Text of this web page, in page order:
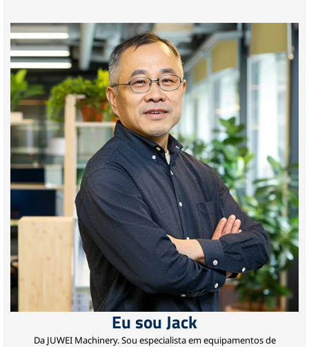
Eu sou Jack
Da JUWEI Machinery.Sou especialista em equipamentos de